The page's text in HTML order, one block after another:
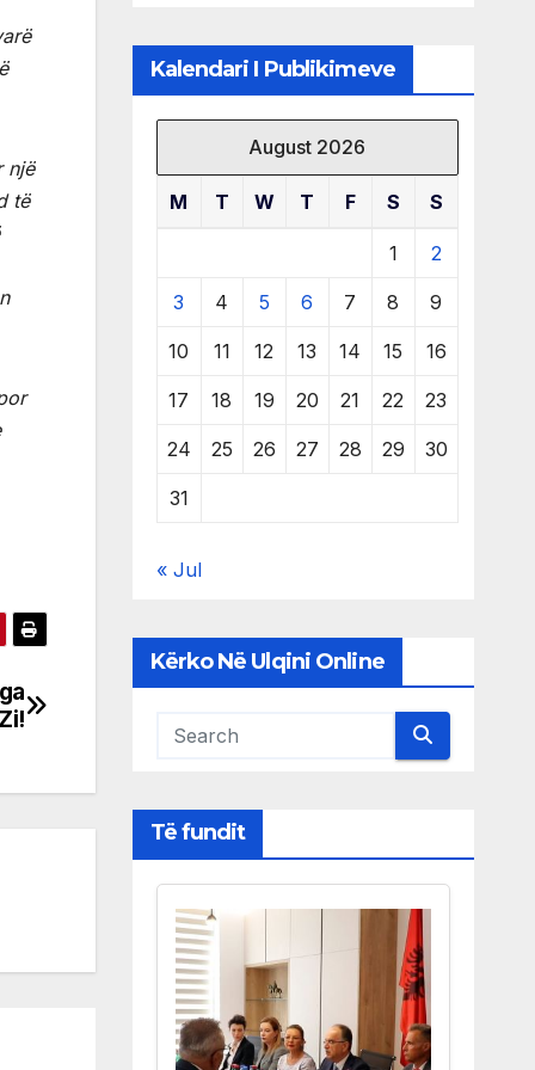
një
të
Kalendari I Publikimeve
August 2026
M T W T F S S
1 2
3 4 5 6 7 8 9
10 11 12 13 14 15 16
17 18 19 20 21 22 23
24 25 26 27 28 29 30
31
« Jul
Kërko Në Ulqini Online
Të fundit